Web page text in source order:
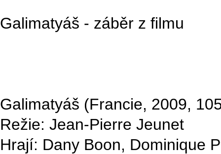
Galimatyáš - záběr z filmu
Galimatyáš (Francie, 2009,
Režie: Jean-Pierre Jeunet
Hrají: Dany Boon, Dominique